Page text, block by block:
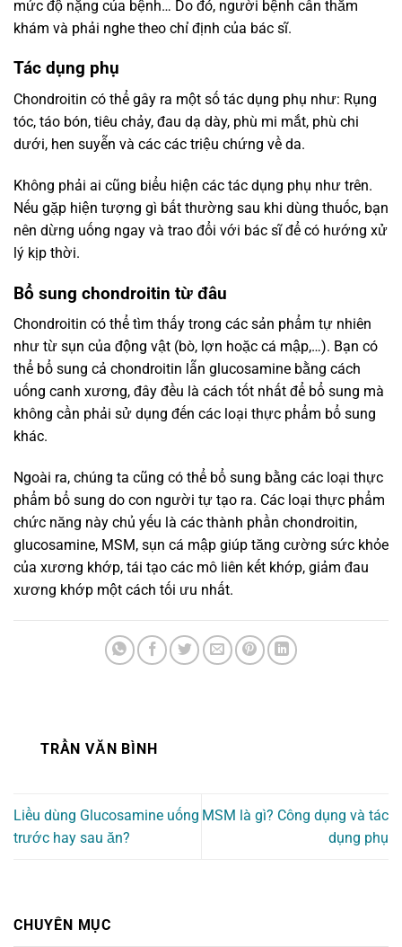
mức độ nặng của bệnh… Do đó, người bệnh cần thăm
khám và phải nghe theo chỉ định của bác sĩ.
Tác dụng phụ
Chondroitin có thể gây ra một số tác dụng phụ như: Rụng
tóc, táo bón, tiêu chảy, đau dạ dày, phù mi mắt, phù chi
dưới, hen suyễn và các các triệu chứng về da.
Không phải ai cũng biểu hiện các tác dụng phụ như trên.
Nếu gặp hiện tượng gì bất thường sau khi dùng thuốc, bạn
nên dừng uống ngay và trao đổi với bác sĩ để có hướng xử
lý kịp thời.
Bổ sung chondroitin từ đâu
Chondroitin có thể tìm thấy trong các sản phẩm tự nhiên
như từ sụn của động vật (bò, lợn hoặc cá mập,…). Bạn có
thể bổ sung cả chondroitin lẫn glucosamine bằng cách
uống canh xương, đây đều là cách tốt nhất để bổ sung mà
không cần phải sử dụng đến các loại thực phẩm bổ sung
khác.
Ngoài ra, chúng ta cũng có thể bổ sung bằng các loại thực
phẩm bổ sung do con người tự tạo ra. Các loại thực phẩm
chức năng này chủ yếu là các thành phần chondroitin,
glucosamine, MSM, sụn cá mập giúp tăng cường sức khỏe
của xương khớp, tái tạo các mô liên kết khớp, giảm đau
xương khớp một cách tối ưu nhất.
TRẦN VĂN BÌNH
Liều dùng Glucosamine uống
trước hay sau ăn?
MSM là gì? Công dụng và tác
dụng phụ
CHUYÊN MỤC